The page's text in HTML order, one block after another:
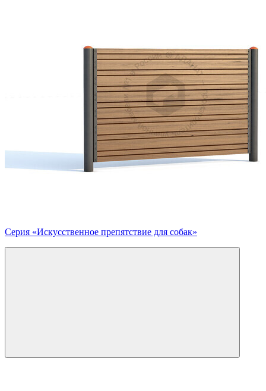
Серия «Искусственное препятствие для собак»